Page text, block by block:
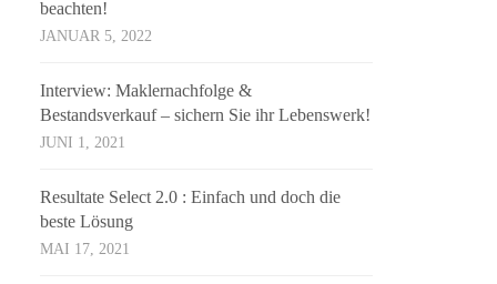
beachten!
JANUAR 5, 2022
Interview: Maklernachfolge &
Bestandsverkauf – sichern Sie ihr Lebenswerk!
JUNI 1, 2021
Resultate Select 2.0 : Einfach und doch die
beste Lösung
MAI 17, 2021